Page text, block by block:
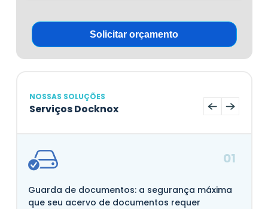
NOSSAS SOLUÇÕES
Serviços Docknox
01
Guarda de documentos: a segurança máxima
que seu acervo de documentos requer